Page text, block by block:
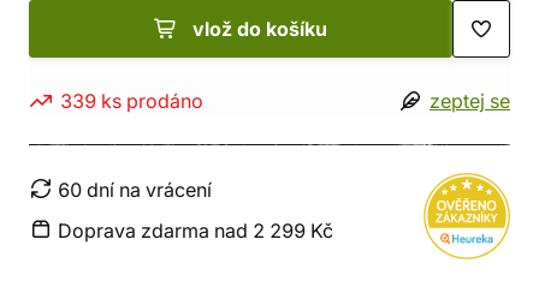
vlož do košíku
339 ks prodáno zeptej se
60 dní na vrácení
Doprava zdarma nad 2 299 Kč